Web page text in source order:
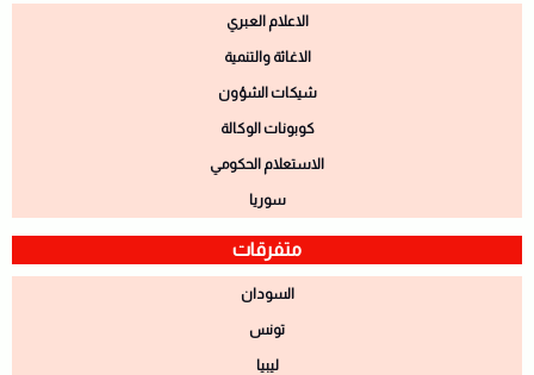
الاعلام العبري
الاغاثة والتنمية
شيكات الشؤون
كوبونات الوكالة
الاستعلام الحكومي
سوريا
متفرقات
السودان
تونس
ليبيا